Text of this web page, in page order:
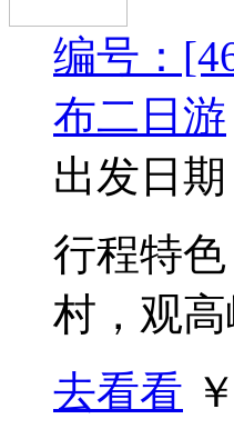
编号：
布二日游
出发日期
行程特
村，观
去看看 ￥